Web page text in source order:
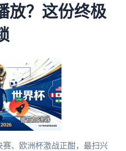
放？这份终极
、欧洲杯激战正酣，最扫兴